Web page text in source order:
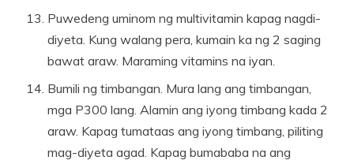
Puwedeng uminom ng multivitamin kapag nagdi-
diyeta. Kung walang pera, kumain ka ng 2 saging
bawat araw. Maraming vitamins na iyan.
Bumili ng timbangan. Mura lang ang timbangan,
mga P300 lang. Alamin ang iyong timbang kada 2
araw. Kapag tumataas ang iyong timbang, piliting
mag-diyeta agad. Kapag bumababa na ang